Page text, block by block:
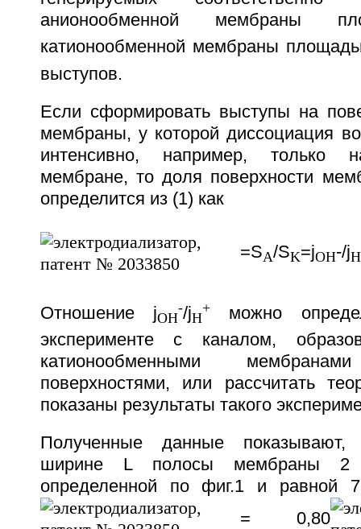
анионообменной мембраны
катионообменной мембраны
выступов.
Если сформировать выступы на
мембраны, у которой диссоциация
интенсивно, например, только
мембране, то доля поверхности
определится из (1) как
=SA/SK=jOH-/jH
Отношение jOH
-/jH
+можно
эксперименте с каналом,
катионообменными
поверхностями, или рассчитать
показаны результаты такого
Полученные данные показывают,
ширине L полосы мембраны 2
определенной по фиг.1 и равной 7
= 0,80